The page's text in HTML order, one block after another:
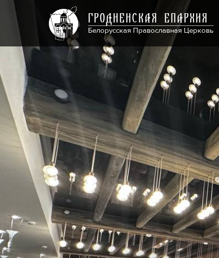
ГРОДНЕНСКАЯ ЕПАРХИЯ
Белорусская Православная Церковь